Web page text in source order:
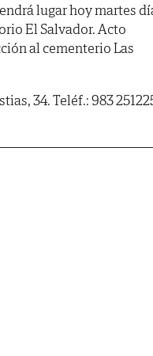
lugar hoy martes
El Salvador. Acto
al cementerio Las
34. Teléf.: 983